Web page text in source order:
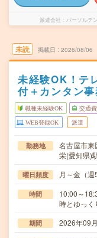
派遣会社 パーソルテ
未読 掲載日 2026/08/06
未経験OK！テ
付＋カンタン
職種未経験OK 交通
WEB登録OK 派遣
勤務地
名古屋市東
栄(愛知県)
曜日頻度 月～金（
時間
10:00～
時とゆっく
期間 2026年09